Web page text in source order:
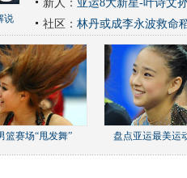
说
新人： 亚运8大新星-叶诗文
社区： 林丹或成李永波救命
篮赛场“甩发舞” 盘点亚运最美运